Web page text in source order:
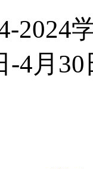
2024
-4月